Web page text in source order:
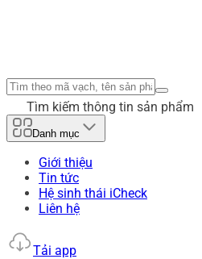
Tìm kiếm thông tin sản phẩm
Danh mục
Giới thiệu
Tin tức
Hệ sinh thái iCheck
Liên hệ
Tải app